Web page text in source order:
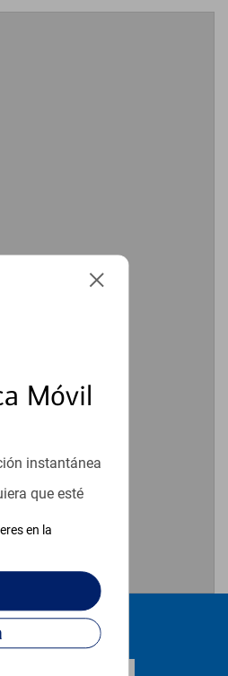
Móvil
instantánea
que esté
en la